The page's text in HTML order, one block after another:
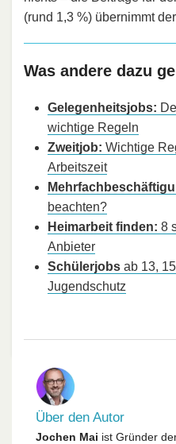
(rund 1,3 %) übernimmt
Was andere dazu
Gelegenheitsjobs:
wichtige Regeln
Zweitjob: Wichtige
Arbeitszeit
beachten?
Heimarbeit finden: 8
Anbieter
Schülerjobs ab 13,
Jugendschutz
Über den Autor
Jochen Mai ist Gründer